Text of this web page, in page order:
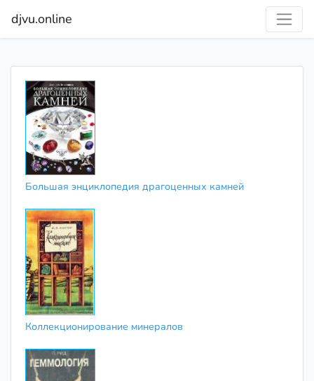
djvu.online
Большая энциклопедия драгоценных камней
Коллекционирование минералов